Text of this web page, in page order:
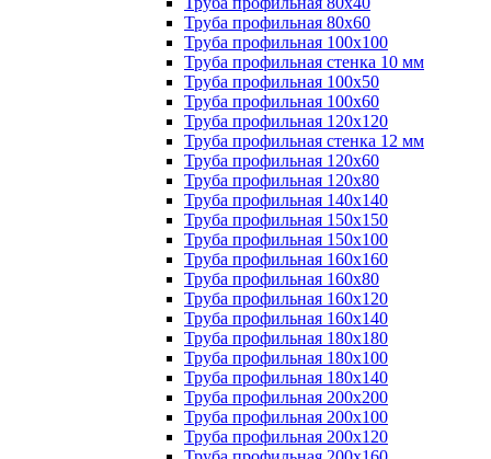
Труба профильная 80х60
Труба профильная 100х100
Труба профильная стенка 10 мм
Труба профильная 100х50
Труба профильная 100х60
Труба профильная 120х120
Труба профильная стенка 12 мм
Труба профильная 120х60
Труба профильная 120х80
Труба профильная 140х140
Труба профильная 150х150
Труба профильная 150х100
Труба профильная 160х160
Труба профильная 160х80
Труба профильная 160х120
Труба профильная 160х140
Труба профильная 180х180
Труба профильная 180х100
Труба профильная 180х140
Труба профильная 200х200
Труба профильная 200х100
Труба профильная 200х120